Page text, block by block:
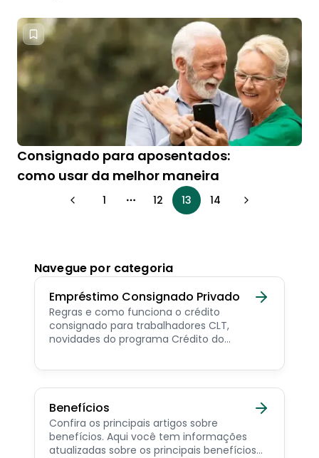
Consignado para aposentados:
como usar da melhor maneira
1 More pages
12 13 14
Navegue por categoria
Empréstimo Consignado Privado
Regras e como funciona o crédito
consignado para trabalhadores CLT,
novidades do programa Crédito do
consignado privado.
Benefícios
Confira os principais artigos sobre
benefícios. Aqui você tem informações
atualizadas sobre os principais benefícios